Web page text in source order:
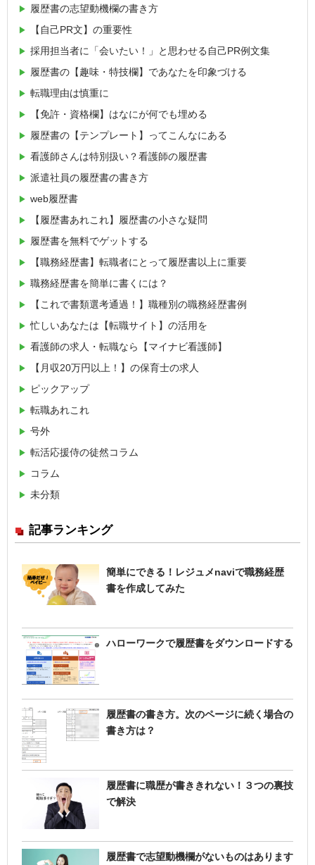
履歴書の志望動機欄の書き方
【自己PR文】の重要性
採用担当者に「会いたい！」と思わせる自己PR例文集
履歴書の【趣味・特技欄】であなたを印象づける
転職理由は慎重に
【免許・資格欄】はなにが何でも埋める
履歴書の【テンプレート】ってこんなにある
看護師さんは特別扱い？看護師の履歴書
派遣社員の履歴書の書き方
web履歴書
【履歴書あれこれ】履歴書の小さな疑問
履歴書を無料でゲットする
【職務経歴書】転職者にとって履歴書以上に重要
職務経歴書を簡単に書くには？
【これで書類選考通過！】職種別の職務経歴書例
忙しいあなたは【転職サイト】の活用を
看護師の求人・転職なら【マイナビ看護師】
【月収20万円以上！】の保育士の求人
ピックアップ
転職あれこれ
号外
転活応援侍の徒然コラム
コラム
未分類
記事ランキング
簡単にできる！レジュメnaviで職務経歴
書を作成してみた
ハローワークで履歴書をダウンロードする
履歴書の書き方。次のページに続く場合の
書き方は？
履歴書に職歴が書ききれない！３つの裏技
で解決
履歴書で志望動機欄がないものはあります